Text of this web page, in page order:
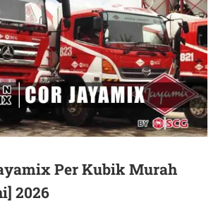
Per Kubik Murah
2026